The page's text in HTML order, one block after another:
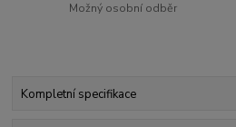
Možný osobní odběr
Kompletní specifikace